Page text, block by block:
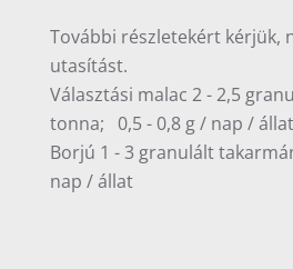
További részletekért kérjük,
utasítást.
Választási malac 2 - 2,5
tonna; 0,5 - 0,8 g / nap / állat
Borjú 1 - 3 granulált
nap / állat